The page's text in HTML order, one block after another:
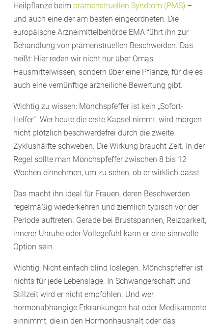
Heilpflanze beim prämenstruellen Syndrom (PMS) –
und auch eine der am besten eingeordneten. Die
europäische Arzneimittelbehörde EMA führt ihn zur
Behandlung von prämenstruellen Beschwerden. Das
heißt: Hier reden wir nicht nur über Omas
Hausmittelwissen, sondern über eine Pflanze, für die es
auch eine vernünftige arzneiliche Bewertung gibt.
Wichtig zu wissen: Mönchspfeffer ist kein „Sofort-
Helfer“. Wer heute die erste Kapsel nimmt, wird morgen
nicht plötzlich beschwerdefrei durch die zweite
Zyklushälfte schweben. Die Wirkung braucht Zeit. In der
Regel sollte man Mönchspfeffer zwischen 8 bis 12
Wochen einnehmen, um zu sehen, ob er wirklich passt.
Das macht ihn ideal für Frauen, deren Beschwerden
regelmäßig wiederkehren und ziemlich typisch vor der
Periode auftreten. Gerade bei Brustspannen, Reizbarkeit,
innerer Unruhe oder Völlegefühl kann er eine sinnvolle
Option sein.
Wichtig: Nicht einfach blind loslegen. Mönchspfeffer ist
nichts für jede Lebenslage. In Schwangerschaft und
Stillzeit wird er nicht empfohlen. Und wer
hormonabhängige Erkrankungen hat oder Medikamente
einnimmt, die in den Hormonhaushalt oder das